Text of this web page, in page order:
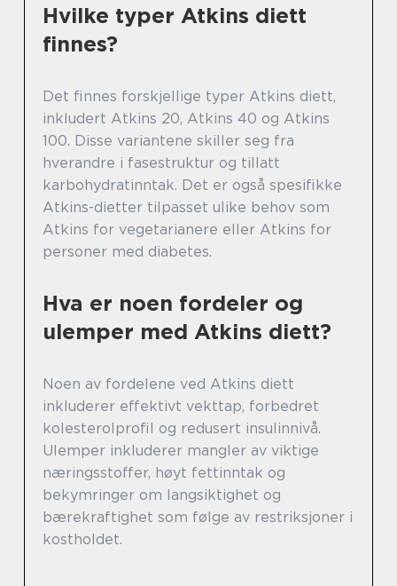
Hvilke typer Atkins diett
finnes?
Det finnes forskjellige typer Atkins diett,
inkludert Atkins 20, Atkins 40 og Atkins
100. Disse variantene skiller seg fra
hverandre i fasestruktur og tillatt
karbohydratinntak. Det er også spesifikke
Atkins-dietter tilpasset ulike behov som
Atkins for vegetarianere eller Atkins for
personer med diabetes.
Hva er noen fordeler og
ulemper med Atkins diett?
Noen av fordelene ved Atkins diett
inkluderer effektivt vekttap, forbedret
kolesterolprofil og redusert insulinnivå.
Ulemper inkluderer mangler av viktige
næringsstoffer, høyt fettinntak og
bekymringer om langsiktighet og
bærekraftighet som følge av restriksjoner i
kostholdet.